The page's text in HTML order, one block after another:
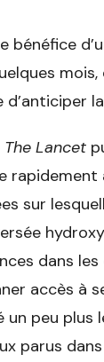
bénéfice
The Lancet
sur
dans
accès à
peu plus
parus dans